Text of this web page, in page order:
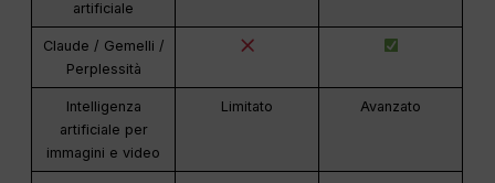
artificiale
Claude / Gemelli /
Perplessità
Intelligenza
artificiale per
immagini e video
Limitato Avanzato